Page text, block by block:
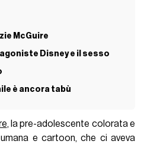
McGuire
Disney e il sesso
è ancora tabù
, la pre-adolescente colorata e
e cartoon, che ci aveva